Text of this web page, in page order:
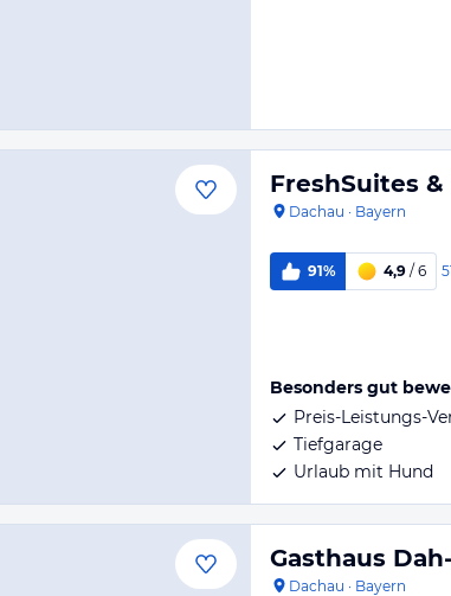
FreshSuites &
Dachau · Bayern
91% 4,9 / 6
Besonders gut
Preis-Leistungs-
Tiefgarage
Urlaub mit Hund
Gasthaus
Dachau · Bayern